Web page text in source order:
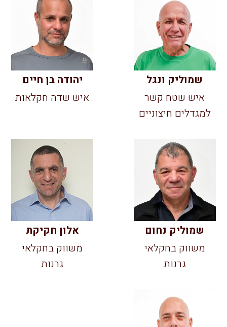
שמוליק ונגל
איש שטח קשר
למגדלים חיצוניים
יהודה בן חיים
איש שדה חקלאות
שמוליק נחום
משווק בחקלאי
גרנות
אלון חקיקת
משווק בחקלאי
גרנות